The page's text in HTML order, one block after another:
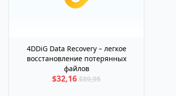
4DDiG Data Recovery – легкое
восстановление потерянных
файлов
$32,16 $89,95